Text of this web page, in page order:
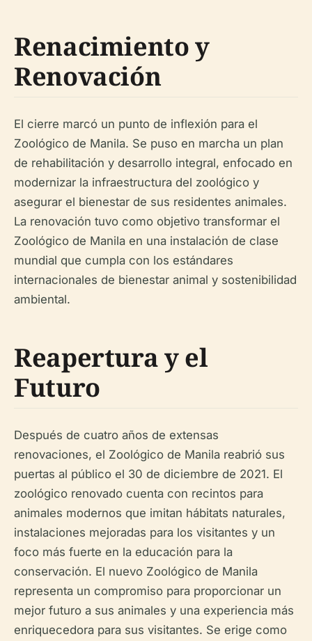
Renacimiento y
Renovación
El cierre marcó un punto de inflexión para el
Zoológico de Manila. Se puso en marcha un plan
de rehabilitación y desarrollo integral, enfocado en
modernizar la infraestructura del zoológico y
asegurar el bienestar de sus residentes animales.
La renovación tuvo como objetivo transformar el
Zoológico de Manila en una instalación de clase
mundial que cumpla con los estándares
internacionales de bienestar animal y sostenibilidad
ambiental.
Reapertura y el
Futuro
Después de cuatro años de extensas
renovaciones, el Zoológico de Manila reabrió sus
puertas al público el 30 de diciembre de 2021. El
zoológico renovado cuenta con recintos para
animales modernos que imitan hábitats naturales,
instalaciones mejoradas para los visitantes y un
foco más fuerte en la educación para la
conservación. El nuevo Zoológico de Manila
representa un compromiso para proporcionar un
mejor futuro a sus animales y una experiencia más
enriquecedora para sus visitantes. Se erige como